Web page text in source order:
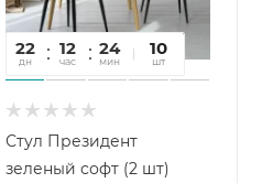
22
дн
12
час
24
мин
22
сек
10
шт
Стул Президент
зеленый софт (2 шт)